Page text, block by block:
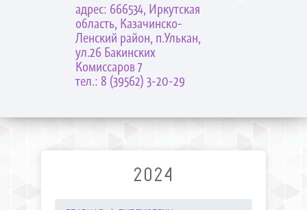
адрес: 666534, Иркутская
область, Казачинско-
Ленский район, п.Улькан,
ул.26 Бакинских
Комиссаров 7
тел.: 8 (39562) 3-20-29
2024